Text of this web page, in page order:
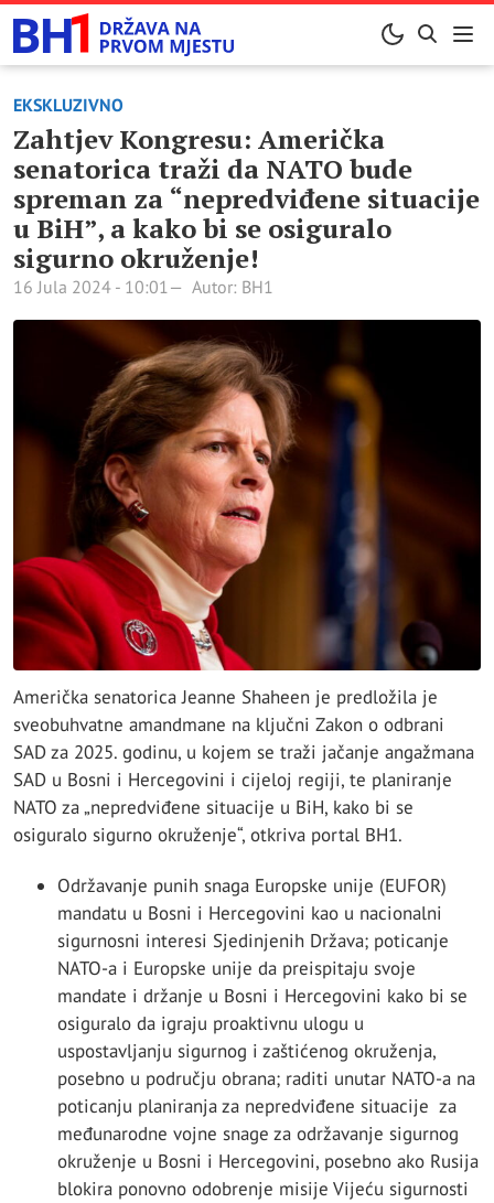
EKSKLUZIVNO
Zahtjev Kongresu: Američka
senatorica traži da NATO bude
spreman za “nepredviđene situacije
u BiH”, a kako bi se osiguralo
sigurno okruženje!
16 Jula 2024 - 10:01 Autor: BH1
Američka senatorica Jeanne Shaheen je predložila je
sveobuhvatne amandmane na ključni Zakon o odbrani
SAD za 2025. godinu, u kojem se traži jačanje angažmana
SAD u Bosni i Hercegovini i cijeloj regiji, te planiranje
NATO za „nepredviđene situacije u BiH, kako bi se
osiguralo sigurno okruženje“, otkriva portal BH1.
Održavanje punih snaga Europske unije (EUFOR)
mandatu u Bosni i Hercegovini kao u nacionalni
sigurnosni interesi Sjedinjenih Država; poticanje
NATO-a i Europske unije da preispitaju svoje
mandate i držanje u Bosni i Hercegovini kako bi se
osiguralo da igraju proaktivnu ulogu u
uspostavljanju sigurnog i zaštićenog okruženja,
posebno u području obrana; raditi unutar NATO-a na
poticanju planiranja za nepredviđene situacije za
međunarodne vojne snage za održavanje sigurnog
okruženje u Bosni i Hercegovini, posebno ako Rusija
blokira ponovno odobrenje misije Vijeću sigurnosti